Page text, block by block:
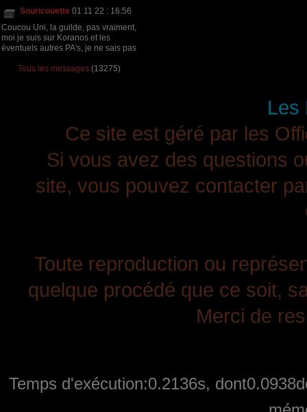
Souricouette 01 11 22 : 16:56
Coucou Uni, la guilde, pas vraiment,
moi je suis sur Koranos et les
éventuels autres PA's, je ne sais pas
Tous les messages (13275)
Les
Ce site est géré par les
Si vous avez des questions
site, vous pouvez contacter
Toute reproduction ou
quelque procédé que ce soit,
Merci de
Temps d'exécution:0.2136s,